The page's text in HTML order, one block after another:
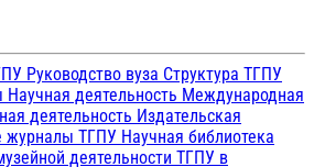
Руководство вуза Структура ТГПУ
Научная деятельность Международная
деятельность Издательская
журналы ТГПУ Научная библиотека
деятельности ТГПУ в